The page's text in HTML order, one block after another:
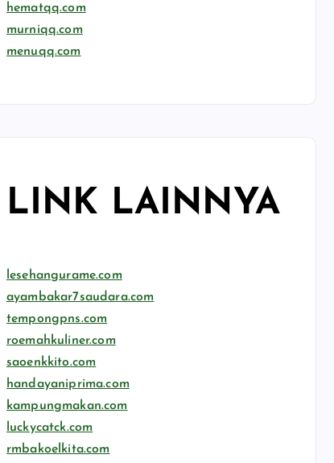
hematqq.com
murniqq.com
menuqq.com
LINK LAINNYA
lesehangurame.com
ayambakar7saudara.com
tempongpns.com
roemahkuliner.com
saoenkkito.com
handayaniprima.com
kampungmakan.com
luckycatck.com
rmbakoelkita.com